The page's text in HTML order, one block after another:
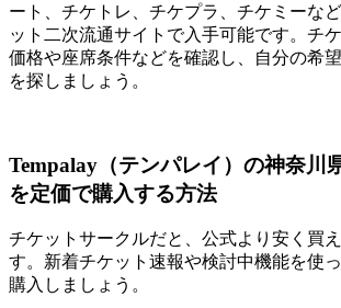
ート、チケトレ、チケプラ、チケミーな
ット二次流通サイトで入手可能です。チ
価格や座席条件などを確認し、自分の希
を探しましょう。
Tempalay（テンパレイ）の神奈川
を定価で購入する方法
チケットサークルだと、公式より安く買
す。新着チケット速報や検討中機能を使
購入しましょう。